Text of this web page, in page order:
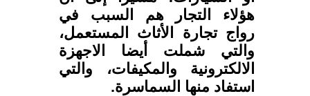
هؤلاء التجار هم السبب في
رواج تجارة الأثاث المستعمل،
والتي شملت أيضا الاجهزة
الالكترونية والمكيفات، والتي
استفاد منها السماسرة.